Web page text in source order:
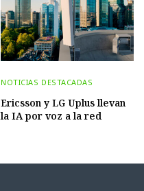
NOTICIAS DESTACADAS
Ericsson y LG Uplus llevan
la IA por voz a la red